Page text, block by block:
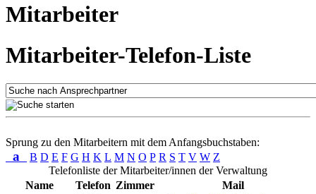
Mitarbeiter
Mitarbeiter-Telefon-Liste
Sprung zu den Mitarbeitern mit dem Anfangsbuchstaben:
a B D E F G H K L M N O P R S T V W Z
Telefonliste der Mitarbeiter/innen der Verwaltung
Name
Telefon Zimmer
Mail